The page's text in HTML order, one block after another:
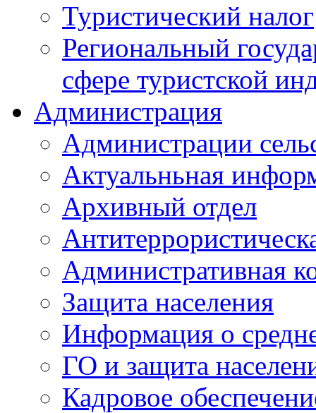
Туристический налог
Региональный
сфере туристской
Администрация
Администрации
Актуальньная
Архивный отдел
Административная
Защита населения
Информация о
ГО и защита
Кадровое